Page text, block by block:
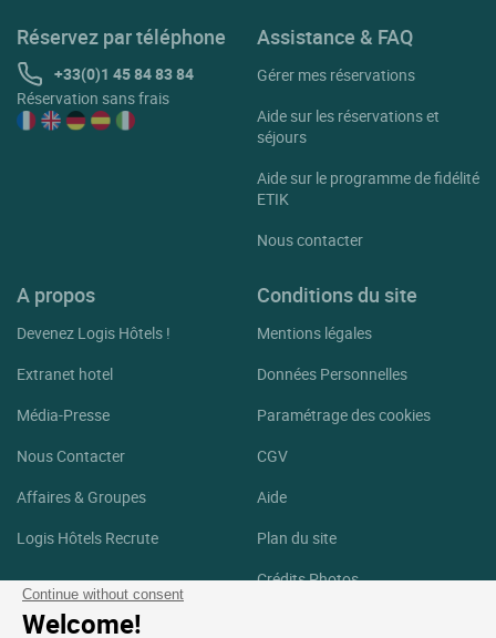
Continue without consent
Welcome!
Réservez par téléphone
+33(0)1 45 84 83 84
Réservation sans frais
Assistance & FAQ
Gérer mes réservations
Aide sur les réservations et
séjours
Aide sur le programme de fidélité
ETIK
Nous contacter
A propos
Devenez Logis Hôtels !
Extranet hotel
Média-Presse
Nous Contacter
Affaires & Groupes
Logis Hôtels Recrute
Conditions du site
Mentions légales
Données Personnelles
Paramétrage des cookies
CGV
Aide
Plan du site
Crédits Photos
Suivez-nous